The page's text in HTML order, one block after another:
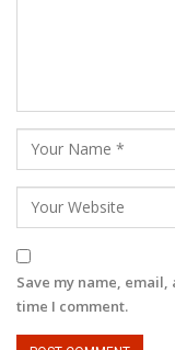
Save my name,
time I comment.